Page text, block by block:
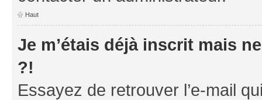
Haut
Je m’étais déjà inscrit mais
?!
Essayez de retrouver l’e-mail